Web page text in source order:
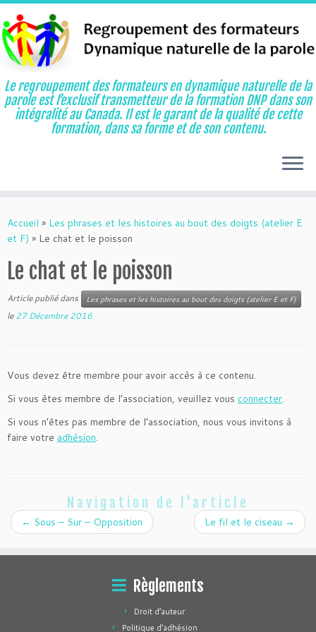
au
contenu
Le regroupement des formateurs en dynamique naturelle de la
parole est l’exclusif transmetteur de la formation DNP dans son
intégralité au Canada. Il est le garant de la qualité de cette
formation, dans sa forme et de son contenu.
Accueil » Les phrases et les histoires au bout des doigts (atelier E
et F) » Le chat et le poisson
Le chat et le poisson
Article publié dans Les phrases et les histoires au bout des doigts (atelier E et F)
le27 Décembre 2016
Vous devez être membre pour avoir accès à ce contenu.
Si vous êtes membre de l’association, veuillez vous connecter.
Si vous n’êtes pas membre de l’association, nous vous invitons à
faire votre adhésion.
Navigation de l'article
← Sous – Sur – Opposition Le fil et le ciseau →
Règlements
Droit d’auteur
Politique d’adhésion